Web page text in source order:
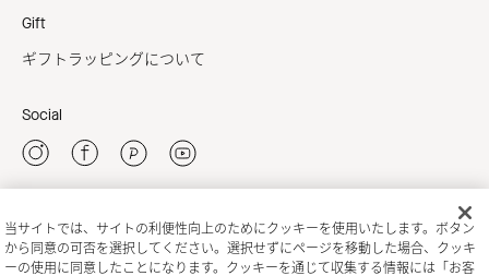
Gift
ギフトラッピングについて
Social
新規会員登録
当サイトでは、サイトの利便性向上のためにクッキーを使用いたします。ボタン
から同意の可否を選択してください。選択せずにページを移動した場合、クッキ
ーの使用に同意したことになります。クッキーを通じて収集する情報には「お客